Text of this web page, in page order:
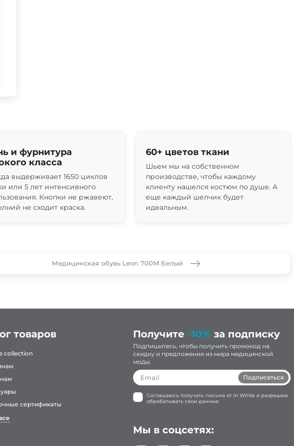
и фурнитура
класса
выдерживает 1650 циклов
или 5 лет интенсивного
Кнопки не ржавеют,
не сходит краска.
60+ цветов ткани
Шьем мы на собственном
производстве, чтобы каждому
клиенту нашелся костюм по душе. А
еще каждый шелчик будет
идеальным.
Медицинская обувь Leon 700M Белый
товаров
collection
сертификаты
Получите -10% за подписку
Подпишитесь, чтобы получить промокод на
скидку и предложения из мира медицинской
моды.
Подписаться
Соглашаюсь получать письма от In White и разрешаю
обрабатывать свои данные
Мы в соцсетях: